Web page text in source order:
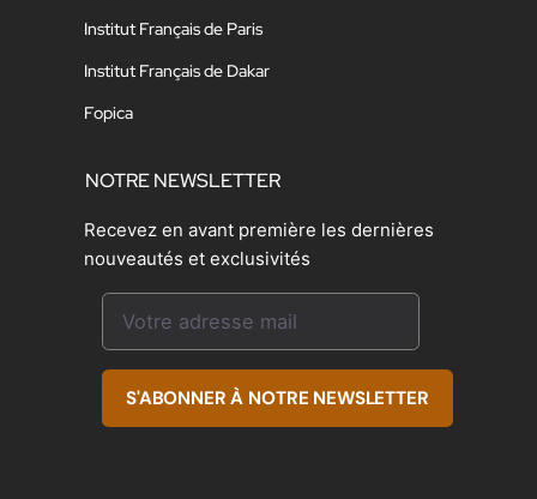
Institut Français de Paris
Institut Français de Dakar
Fopica
NOTRE NEWSLETTER
Recevez en avant première les dernières
nouveautés et exclusivités